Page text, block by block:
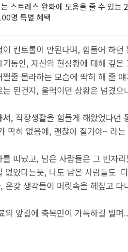
스트레스 완화에 도움을 줄 수 있는
명 특별 혜택
이 컨트롤이 안된다며, 힘들어 하던
기동안, 자신의 현상황에 대해 깊
쩔줄 몰라하는 모습에 딱히 해 줄
는 된건지, 울먹이던 상황은 넘겼으
서, 직장생활을 힘들게 해왔었다던
딱히 없음에, 괜찮아 질거야~ 라
를 떠났고, 남은 사람들은 그 빈자
없었다는듯, 나도 남은 사람들도
온갖 생각들이 머릿속을 헤짚고 다
의 앞길에 축복만이 가득하길 빌며